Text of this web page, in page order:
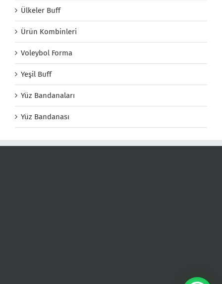
Ülkeler Buff
Ürün Kombinleri
Voleybol Forma
Yeşil Buff
Yüz Bandanaları
Yüz Bandanası